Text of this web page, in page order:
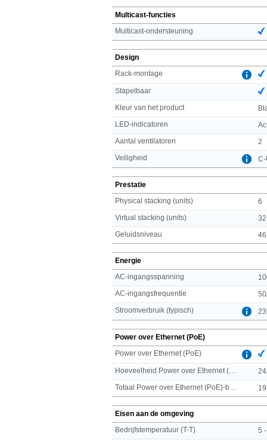
Multicast-functies
Multicast-ondersteuning
Design
Rack-montage
Stapelbaar
Kleur van het product
LED-indicatoren
Aantal ventilatoren
2
Veiligheid
C-
Prestatie
Physical stacking (units)
6
Virtual stacking (units)
32
Geluidsniveau
Energie
AC-ingangsspanning
AC-ingangsfrequentie
Stroomverbruik (typisch)
Power over Ethernet (PoE)
Power over Ethernet (PoE)
24
Eisen aan de omgeving
Bedrijfstemperatuur (T-T)
5